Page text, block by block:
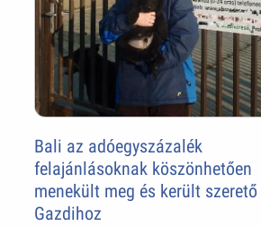
Bali az adóegyszázalék
felajánlásoknak köszönhetően
menekült meg és került szerető
Gazdihoz